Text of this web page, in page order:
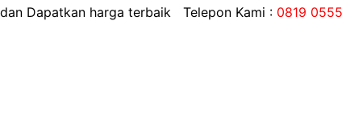
Dapatkan harga terbaik Telepon Kami : 0819 0555